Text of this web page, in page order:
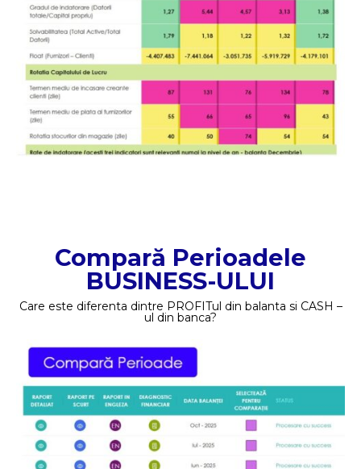
Compară Perioadele
BUSINESS-ULUI
Care este diferenta dintre PROFITul din balanta si CASH –
ul din banca?